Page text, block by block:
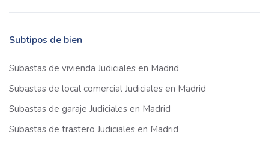
Subtipos de bien
Subastas de vivienda Judiciales en Madrid
Subastas de local comercial Judiciales en Madrid
Subastas de garaje Judiciales en Madrid
Subastas de trastero Judiciales en Madrid